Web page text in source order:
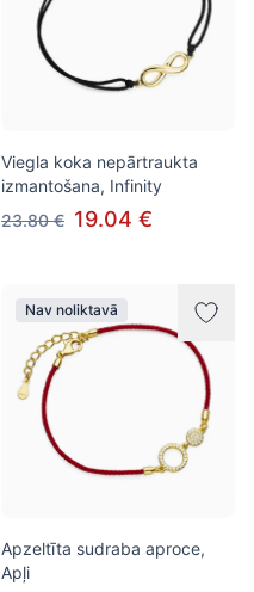
Viegla koka nepārtraukta
izmantošana, Infinity
23.80 € 19.04 €
Nav noliktavā
Apzeltīta sudraba aproce,
Apļi